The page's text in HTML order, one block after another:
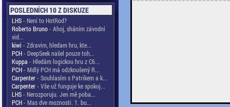
POSLEDNÍCH 10 Z DISKUZE
LHS- Není to HotRod?
Roberto Bruno- Ahoj, sháním závodní
vid...
kiwi - Zdravim, hledam hru, kte...
PCH- DeepSeek našel pouze toh...
Kuppa - Hledám logickou hru z C6...
PCH- Mdlý PCH má odzkoušený R...
Carpenter- Souhlasím s Patrikem a k...
Carpenter- Vše už funguje ke spokoj...
LHS- Nerozporuju. Jen mě poba...
PCH- Mas dve moznosti. 1. bu...